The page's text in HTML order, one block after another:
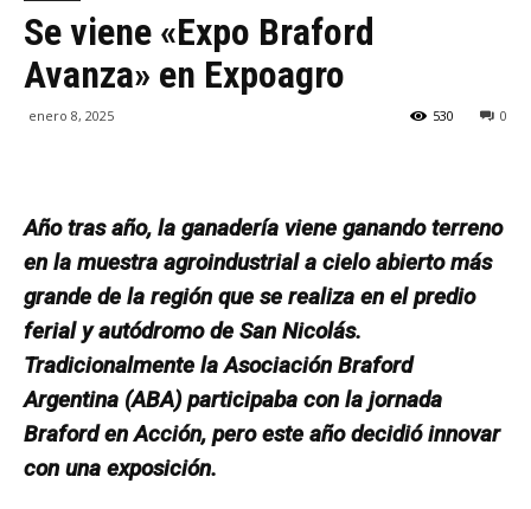
Se viene «Expo Braford
Avanza» en Expoagro
enero 8, 2025 0
530
Año tras año, la ganadería viene ganando terreno
en la muestra agroindustrial a cielo abierto más
grande de la región que se realiza en el predio
ferial y autódromo de San Nicolás.
Tradicionalmente la Asociación Braford
Argentina (ABA) participaba con la jornada
Braford en Acción, pero este año decidió innovar
con una exposición.